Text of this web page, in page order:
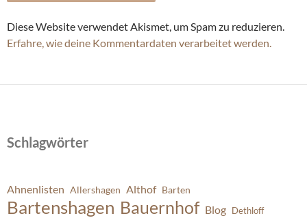
Diese Website verwendet Akismet, um Spam zu reduzieren.
Erfahre, wie deine Kommentardaten verarbeitet werden.
Schlagwörter
Ahnenlisten Allershagen Althof Barten
Bartenshagen Bauernhof Blog Dethloff